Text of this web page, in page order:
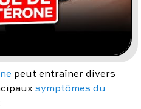
peut entraîner divers
symptômes du